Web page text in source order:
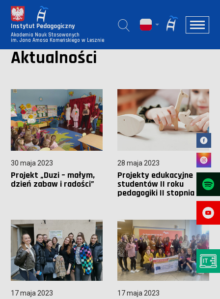
Instytut Pedagogiczny
Akademia Nauk Stosowanych
im. Jana Amosa Komeńskiego w Lesznie
Aktualności
30 maja 2023
Projekt „Duzi – małym,
dzień zabaw i radości”
28 maja 2023
Projekty edukacyjne
studentów II roku
pedagogiki II stopnia
17 maja 2023 17 maja 2023